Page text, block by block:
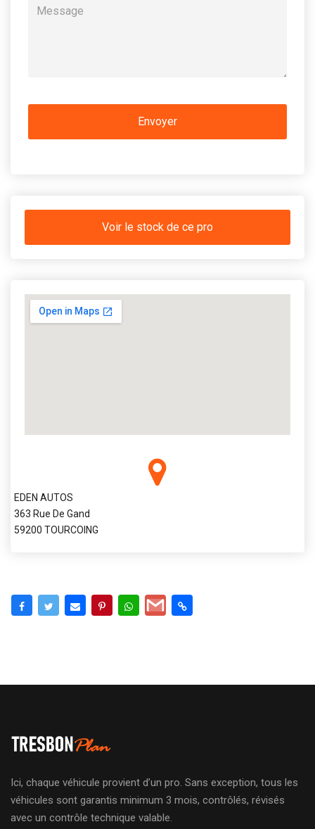
Voir le stock de ce pro
EDEN AUTOS
363 Rue De Gand
59200 TOURCOING
Ici, chaque véhicule provient d’un pro. Sans exception, tous les
véhicules sont garantis minimum 3 mois, contrôlés, révisés
avec un contrôle technique valable.